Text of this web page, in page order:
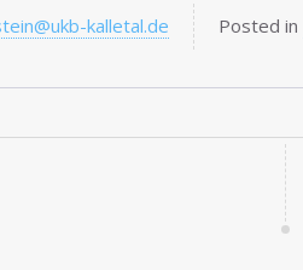
kalletal.de Posted in